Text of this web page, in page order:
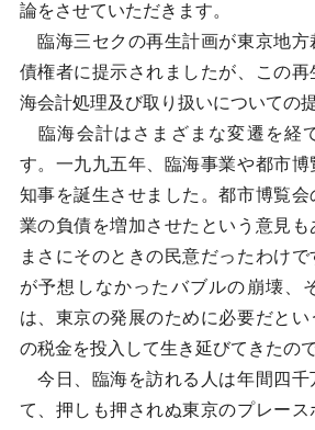
論をさせていただきます。
臨海三セクの再生計画が東京地方
債権者に提示されましたが、この
海会計処理及び取り扱いについての
臨海会計はさまざまな変遷を経
す。一九九五年、臨海事業や都市
知事を誕生させました。都市博覧
業の負債を増加させたという意見
まさにそのときの民意だったわけ
が予想しなかったバブルの崩壊、
は、東京の発展のために必要だと
の税金を投入して生き延びてきたので
今日、臨海を訪れる人は年間四千
て、押しも押されぬ東京のプレース